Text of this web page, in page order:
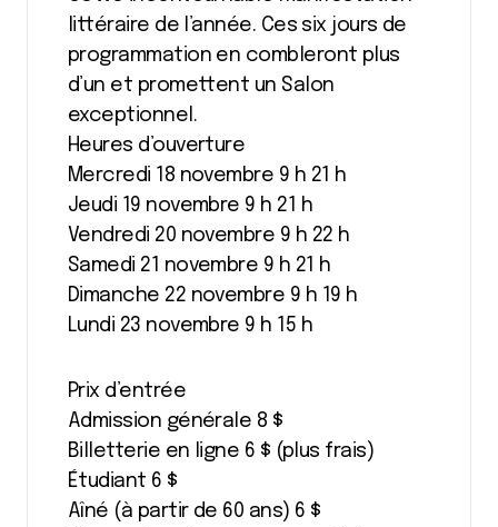
littéraire de l’année. Ces six jours de
programmation en combleront plus
d’un et promettent un Salon
exceptionnel.
Heures d’ouverture
Mercredi 18 novembre 9 h 21 h
Jeudi 19 novembre 9 h 21 h
Vendredi 20 novembre 9 h 22 h
Samedi 21 novembre 9 h 21 h
Dimanche 22 novembre 9 h 19 h
Lundi 23 novembre 9 h 15 h
Prix d’entrée
Admission générale 8 $
Billetterie en ligne 6 $ (plus frais)
Étudiant 6 $
Aîné (à partir de 60 ans) 6 $